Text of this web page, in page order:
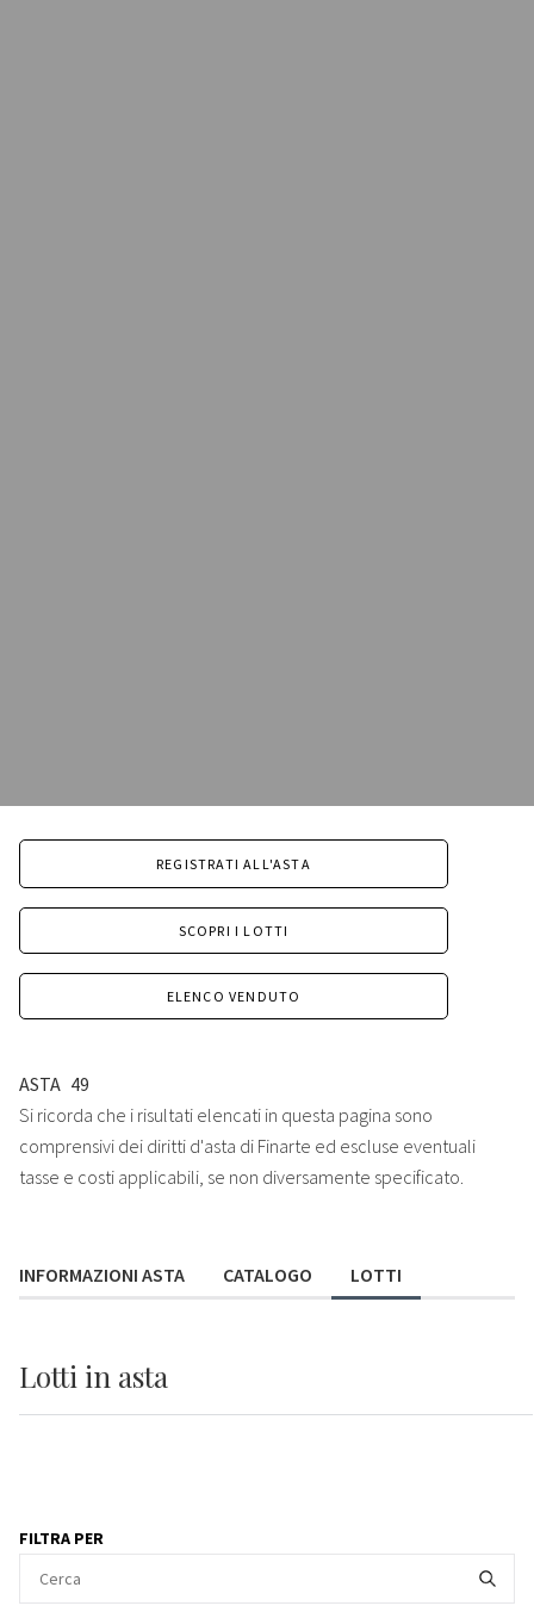
REGISTRATI ALL'ASTA
SCOPRI I LOTTI
ELENCO VENDUTO
ASTA 49
Si ricorda che i risultati elencati in questa pagina sono
comprensivi dei diritti d'asta di Finarte ed escluse eventuali
tasse e costi applicabili, se non diversamente specificato.
INFORMAZIONI ASTA CATALOGO LOTTI
Lotti in asta
FILTRA PER